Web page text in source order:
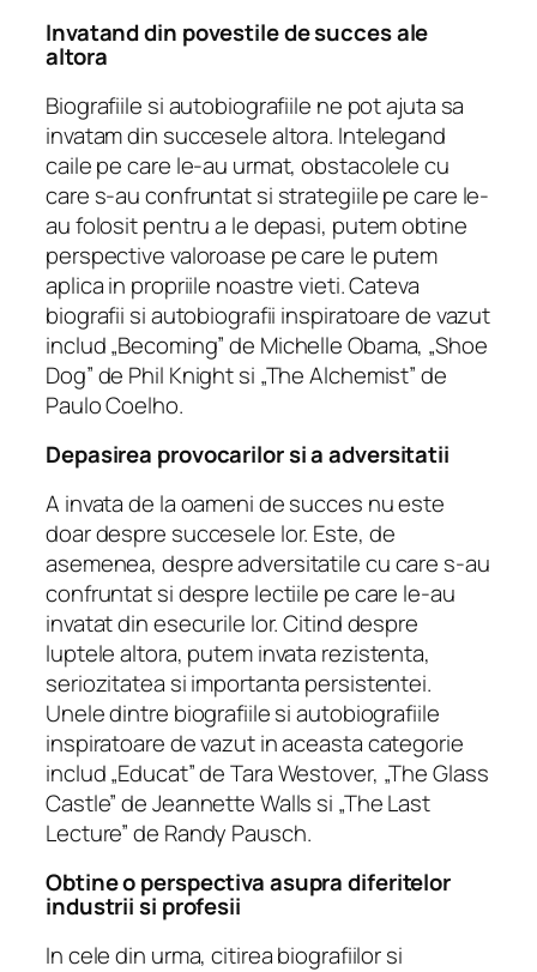
Invatand din povestile de succes ale
altora
Biografiile si autobiografiile ne pot ajuta sa
invatam din succesele altora. Intelegand
caile pe care le-au urmat, obstacolele cu
care s-au confruntat si strategiile pe care le-
au folosit pentru a le depasi, putem obtine
perspective valoroase pe care le putem
aplica in propriile noastre vieti. Cateva
biografii si autobiografii inspiratoare de vazut
includ „Becoming” de Michelle Obama, „Shoe
Dog” de Phil Knight si „The Alchemist” de
Paulo Coelho.
Depasirea provocarilor si a adversitatii
A invata de la oameni de succes nu este
doar despre succesele lor. Este, de
asemenea, despre adversitatile cu care s-au
confruntat si despre lectiile pe care le-au
invatat din esecurile lor. Citind despre
luptele altora, putem invata rezistenta,
seriozitatea si importanta persistentei.
Unele dintre biografiile si autobiografiile
inspiratoare de vazut in aceasta categorie
includ „Educat” de Tara Westover, „The Glass
Castle” de Jeannette Walls si „The Last
Lecture” de Randy Pausch.
Obtine o perspectiva asupra diferitelor
industrii si profesii
In cele din urma, citirea biografiilor si